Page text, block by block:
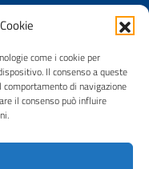
come i cookie per
Il consenso a queste
di navigazione
il consenso può influire
|
| Realizzato da